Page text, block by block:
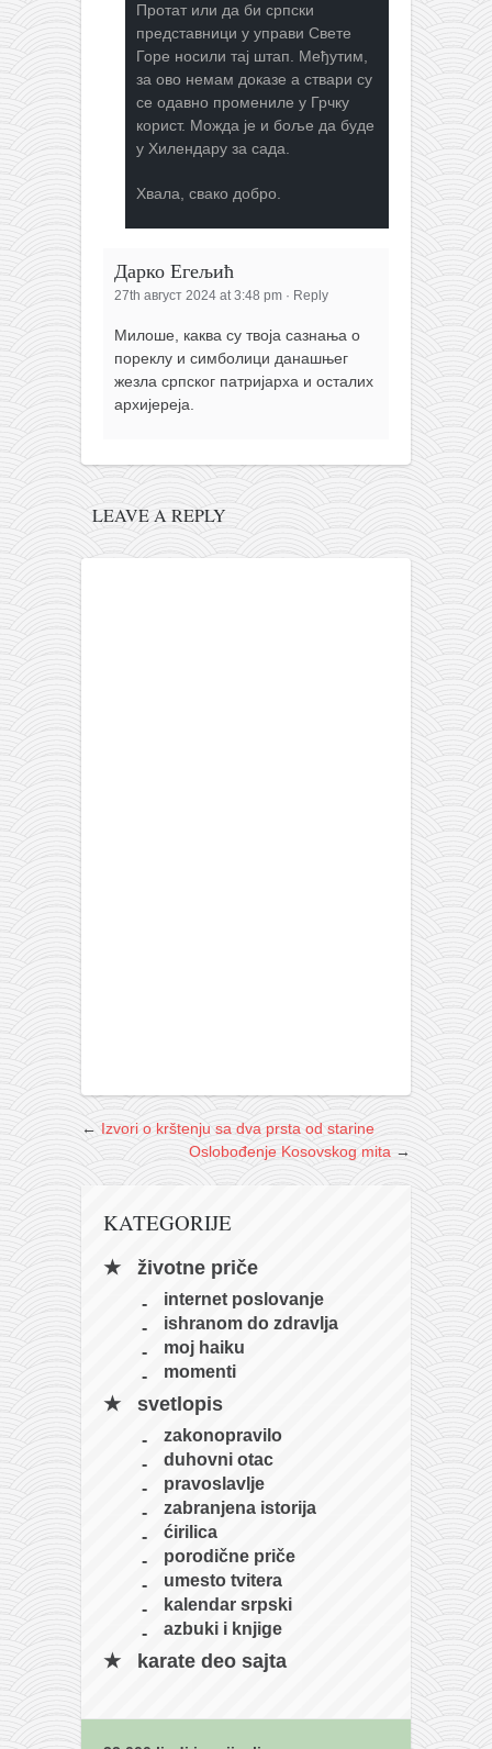
Протат или да би српски
представници у управи Свете
Горе носили тај штап. Међутим,
за ово немам доказе а ствари су
се одавно промениле у Грчку
корист. Можда је и боље да буде
у Хилендару за сада.
Хвала, свако добро.
Дарко Егељић
27th август 2024 at 3:48 pm · Reply
Милоше, каква су твоја сазнања о
пореклу и симболици данашњег
жезла српског патријарха и осталих
архијереја.
LEAVE A REPLY
← Izvori o krštenju sa dva prsta od starine
Oslobođenje Kosovskog mita →
KATEGORIJE
životne priče
internet poslovanje
ishranom do zdravlja
moj haiku
momenti
svetlopis
zakonopravilo
duhovni otac
pravoslavlje
zabranjena istorija
ćirilica
porodične priče
umesto tvitera
kalendar srpski
azbuki i knjige
karate deo sajta